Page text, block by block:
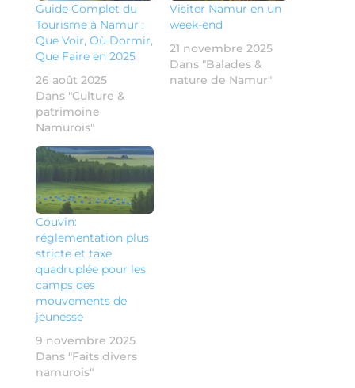
Guide Complet du
Tourisme à Namur :
Que Voir, Où Dormir,
Que Faire en 2025
26 août 2025
Dans "Culture &
patrimoine
Namurois"
Visiter Namur en un
week-end
21 novembre 2025
Dans "Balades &
nature de Namur"
Couvin:
réglementation plus
stricte et taxe
quadruplée pour les
camps des
mouvements de
jeunesse
9 novembre 2025
Dans "Faits divers
namurois"